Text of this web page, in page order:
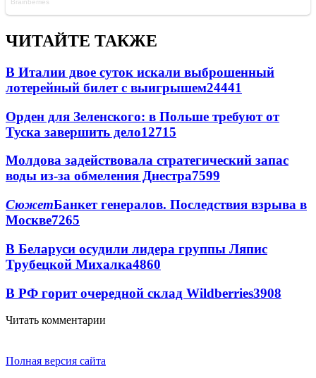
ЧИТАЙТЕ ТАКЖЕ
В Италии двое суток искали выброшенный
лотерейный билет с выигрышем24441
Орден для Зеленского: в Польше требуют от
Туска завершить дело12715
Молдова задействовала стратегический запас
воды из-за обмеления Днестра7599
СюжетБанкет генералов. Последствия взрыва в
Москве7265
В Беларуси осудили лидера группы Ляпис
Трубецкой Михалка4860
В РФ горит очередной склад Wildberries3908
Читать комментарии
Полная версия сайта